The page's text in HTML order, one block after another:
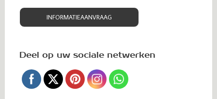
INFORMATIEAANVRAAG
Deel op uw sociale netwerken